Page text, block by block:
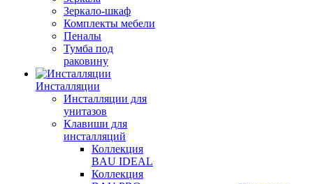
Зеркало-шкаф
Комплекты мебели
Пеналы
Тумба под
раковину
Инсталляции
Инсталляции для
унитазов
Клавиши для
инсталляций
Коллекция
BAU IDEAL
Коллекция